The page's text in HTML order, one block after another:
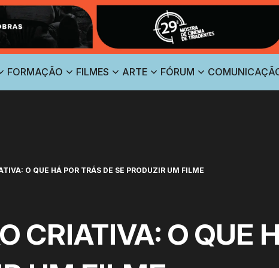
FORMAÇÃO FILMES ARTE FÓRUM
O QUE HÁ POR TRÁS DE SE PRODUZIR UM FILME
CRIATIVA: O QUE